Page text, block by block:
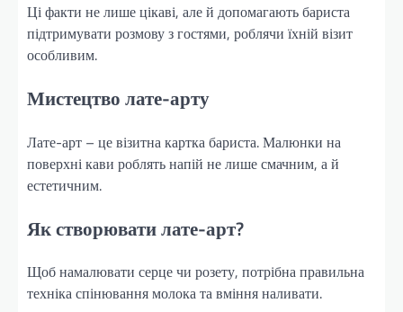
Ці факти не лише цікаві, але й допомагають бариста
підтримувати розмову з гостями, роблячи їхній візит
особливим.
Мистецтво лате-арту
Лате-арт – це візитна картка бариста. Малюнки на
поверхні кави роблять напій не лише смачним, а й
естетичним.
Як створювати лате-арт?
Щоб намалювати серце чи розету, потрібна правильна
техніка спінювання молока та вміння наливати.